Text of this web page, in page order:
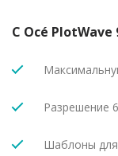
С Océ
Разрешение
Шаблоны для